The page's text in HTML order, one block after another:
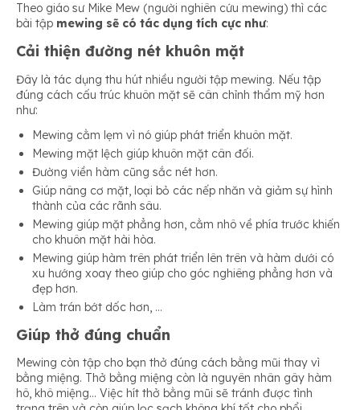
Theo giáo sư Mike Mew (người nghiên cứu mewing) thì các
bài tập mewing sẽ có tác dụng tích cực như:
Cải thiện đường nét khuôn mặt
Đây là tác dụng thu hút nhiều người tập mewing. Nếu tập
đúng cách cấu trúc khuôn mặt sẽ cân chỉnh thẩm mỹ hơn
như:
Mewing cằm lẹm vì nó giúp phát triển khuôn mặt.
Mewing mặt lệch giúp khuôn mặt cân đối.
Đường viền hàm cũng sắc nét hơn.
Giúp nâng cơ mặt, loại bỏ các nếp nhăn và giảm sự hình
thành của các rãnh sâu.
Mewing giúp mặt phẳng hơn, cằm nhô về phía trước khiến
cho khuôn mặt hài hòa.
Mewing giúp hàm trên phát triển lên trên và hàm dưới có
xu hướng xoay theo giúp cho góc nghiêng phẳng hơn và
đẹp hơn.
Làm trán bớt dốc hơn, …
Giúp thở đúng chuẩn
Mewing còn tập cho bạn thở đúng cách bằng mũi thay vì
bằng miệng. Thở bằng miệng còn là nguyên nhân gây hàm
hô, khô miệng… Việc hít thở bằng mũi sẽ tránh được tình